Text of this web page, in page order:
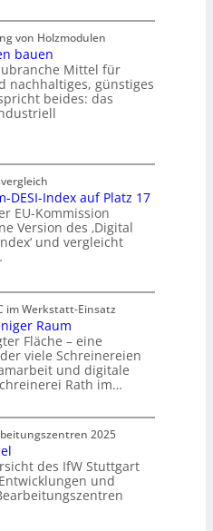
von Holzmodulen
bauen
Mittel für
nachhaltiges, günstiges
beides: das
DESI-Index auf Platz 17
EU-Kommission
Version des ‚Digital
und vergleicht
im Werkstatt-Einsatz
Raum
Fläche – eine
viele Schreinereien
und digitale
Rath im…
2025
des IfW Stuttgart
und